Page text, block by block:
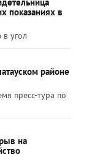
показаниях в
угол
районе
пресс-тура по
на